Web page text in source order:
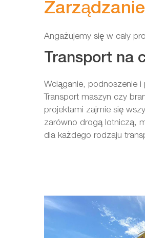
Angażujemy się w cały
Transport na
Wciąganie, podnoszenie i
Transport maszyn czy
projektami zajmie się
zarówno drogą lotniczą,
dla każdego rodzaju